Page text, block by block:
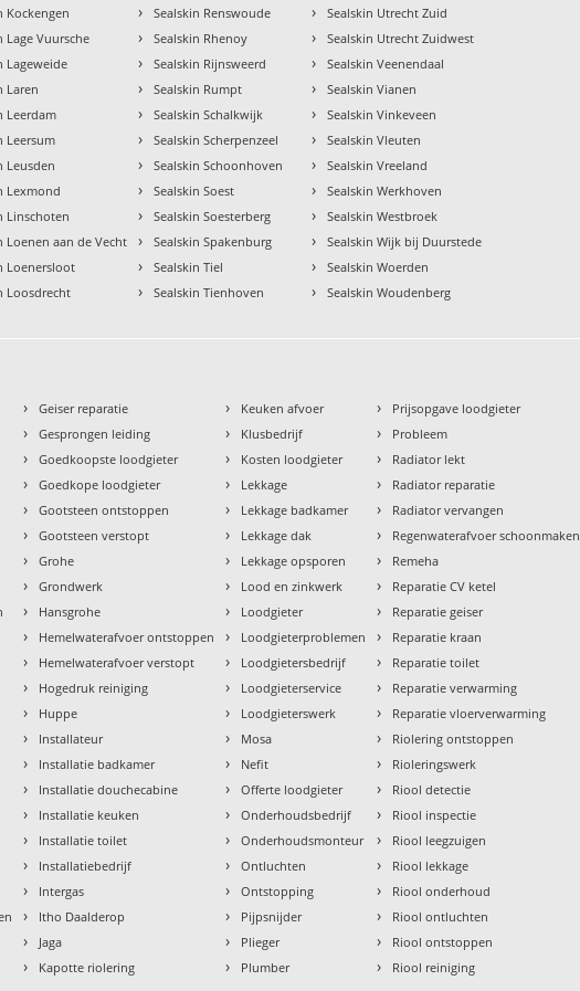
Kockengen
Lage Vuursche
Lageweide
Laren
Leerdam
Leersum
Leusden
Lexmond
Linschoten
Loenen aan de Vecht
Loenersloot
Loosdrecht
› Sealskin Renswoude
› Sealskin Rhenoy
› Sealskin Rijnsweerd
› Sealskin Rumpt
› Sealskin Schalkwijk
› Sealskin Scherpenzeel
› Sealskin Schoonhoven
› Sealskin Soest
› Sealskin Soesterberg
› Sealskin Spakenburg
› Sealskin Tiel
› Sealskin Tienhoven
› Sealskin Utrecht Zuid
› Sealskin Utrecht Zuidwest
› Sealskin Veenendaal
› Sealskin Vianen
› Sealskin Vinkeveen
› Sealskin Vleuten
› Sealskin Vreeland
› Sealskin Werkhoven
› Sealskin Westbroek
› Sealskin Wijk bij Duurstede
› Sealskin Woerden
› Sealskin Woudenberg
› Geiser reparatie
› Gesprongen leiding
› Goedkoopste loodgieter
› Goedkope loodgieter
› Gootsteen ontstoppen
› Gootsteen verstopt
› Grohe
› Grondwerk
› Hansgrohe
› Hemelwaterafvoer ontstoppen
› Hemelwaterafvoer verstopt
› Hogedruk reiniging
› Huppe
› Installateur
› Installatie badkamer
› Installatie douchecabine
› Installatie keuken
› Installatie toilet
› Installatiebedrijf
› Intergas
› Itho Daalderop
› Jaga
› Kapotte riolering
› Keuken afvoer
› Klusbedrijf
› Kosten loodgieter
› Lekkage
› Lekkage badkamer
› Lekkage dak
› Lekkage opsporen
› Lood en zinkwerk
› Loodgieter
› Loodgieterproblemen
› Loodgietersbedrijf
› Loodgieterservice
› Loodgieterswerk
› Mosa
› Nefit
› Offerte loodgieter
› Onderhoudsbedrijf
› Onderhoudsmonteur
› Ontluchten
› Ontstopping
› Pijpsnijder
› Plieger
› Plumber
› Prijsopgave loodgieter
› Probleem
› Radiator lekt
› Radiator reparatie
› Radiator vervangen
› Regenwaterafvoer schoonmaken
› Remeha
› Reparatie CV ketel
› Reparatie geiser
› Reparatie kraan
› Reparatie toilet
› Reparatie verwarming
› Reparatie vloerverwarming
› Riolering ontstoppen
› Rioleringswerk
› Riool detectie
› Riool inspectie
› Riool leegzuigen
› Riool lekkage
› Riool onderhoud
› Riool ontluchten
› Riool ontstoppen
› Riool reiniging